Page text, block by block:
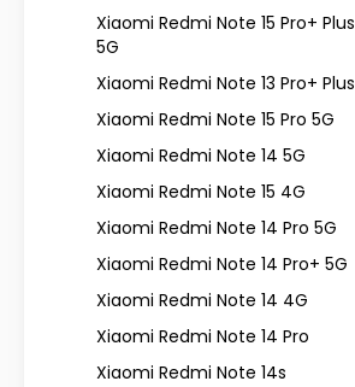
Xiaomi Redmi Note 15 Pro+ Plus
5G
Xiaomi Redmi Note 13 Pro+ Plus
Xiaomi Redmi Note 15 Pro 5G
Xiaomi Redmi Note 14 5G
Xiaomi Redmi Note 15 4G
Xiaomi Redmi Note 14 Pro 5G
Xiaomi Redmi Note 14 Pro+ 5G
Xiaomi Redmi Note 14 4G
Xiaomi Redmi Note 14 Pro
Xiaomi Redmi Note 14s